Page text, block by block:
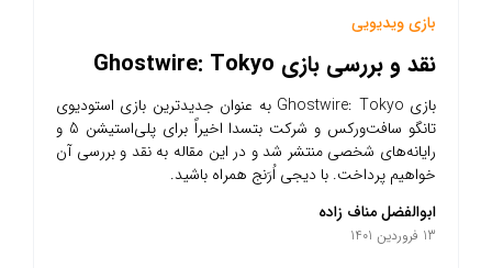
بازی ویدیویی
نقد و بررسی بازی Ghostwire: Tokyo
بازی Ghostwire: Tokyo به عنوان جدیدترین بازی استودیوی
تانگو سافت‌ورکس و شرکت بتسدا اخیراً برای پلی‌استیشن 5 و
رایانه‌های شخصی منتشر شد و در این مقاله به نقد و بررسی آن
خواهیم پرداخت. با دیجی اُرَنج همراه باشید.
ابوالفضل مناف زاده
13 فروردین 1401